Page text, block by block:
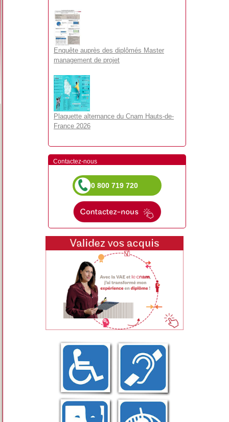
Enquête auprès des diplômés Master
management de projet
Plaquette alternance du Cnam Hauts-de-
France 2026
Contactez-nous
0 800 719 720